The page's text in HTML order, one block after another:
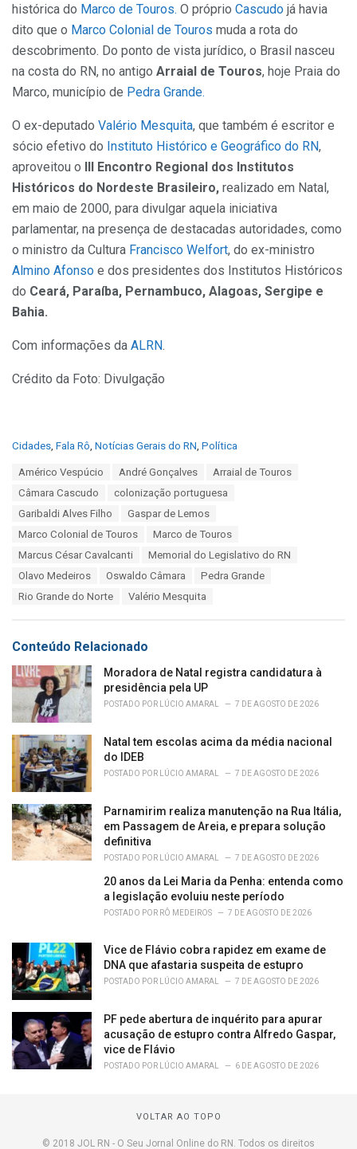
histórica do Marco de Touros. O próprio Cascudo já havia
dito que o Marco Colonial de Touros muda a rota do
descobrimento. Do ponto de vista jurídico, o Brasil nasceu
na costa do RN, no antigo Arraial de Touros, hoje Praia do
Marco, município de Pedra Grande.
O ex-deputado Valério Mesquita, que também é escritor e
sócio efetivo do Instituto Histórico e Geográfico do RN,
aproveitou o III Encontro Regional dos Institutos
Históricos do Nordeste Brasileiro, realizado em Natal,
em maio de 2000, para divulgar aquela iniciativa
parlamentar, na presença de destacadas autoridades, como
o ministro da Cultura Francisco Welfort, do ex-ministro
Almino Afonso e dos presidentes dos Institutos Históricos
do Ceará, Paraíba, Pernambuco, Alagoas, Sergipe e
Bahia.
Com informações da ALRN.
Crédito da Foto: Divulgação
C
Cidades Fala Rô Notícias Gerais do RN Política
Américo Vespúcio André Gonçalves
Arraial de Touros
Câmara Cascudo
colonização portuguesa
Garibaldi Alves Filho
Gaspar de Lemos
Marco Colonial de Touros
Marco de Touros
Marcus César Cavalcanti
Memorial do Legislativo do RN
Olavo Medeiros
Oswaldo Câmara
Pedra Grande
Rio Grande do Norte
Valério Mesquita
Conteúdo Relacionado
Moradora de Natal registra candidatura à
presidência pela UP
POSTADO POR LÚCIO AMARAL 7 DE AGOSTO DE 2026
Natal tem escolas acima da média nacional
do IDEB
POSTADO POR LÚCIO AMARAL 7 DE AGOSTO DE 2026
Parnamirim realiza manutenção na Rua Itália,
em Passagem de Areia, e prepara solução
definitiva
POSTADO POR LÚCIO AMARAL 7 DE AGOSTO DE 2026
20 anos da Lei Maria da Penha: entenda como
a legislação evoluiu neste período
POSTADO POR RÔ MEDEIROS 7 DE AGOSTO DE 2026
Vice de Flávio cobra rapidez em exame de
DNA que afastaria suspeita de estupro
POSTADO POR LÚCIO AMARAL 7 DE AGOSTO DE 2026
PF pede abertura de inquérito para apurar
acusação de estupro contra Alfredo Gaspar,
vice de Flávio
POSTADO POR LÚCIO AMARAL 6 DE AGOSTO DE 2026
VOLTAR AO TOPO
© 2018 JOL RN - O Seu Jornal Online do RN. Todos os direitos